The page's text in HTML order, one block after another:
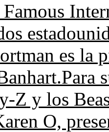
es la
Para
Z y los
O,